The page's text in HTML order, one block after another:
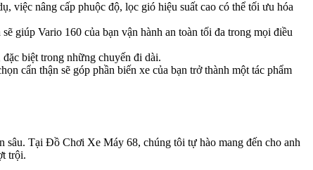
việc nâng cấp phuộc độ, lọc gió hiệu suất cao có thể tối ưu hóa
giúp Vario 160 của bạn vận hành an toàn tối đa trong mọi điều
biệt trong những chuyến đi dài.
cẩn thận sẽ góp phần biến xe của bạn trở thành một tác phẩm
sâu. Tại Đồ Chơi Xe Máy 68, chúng tôi tự hào mang đến cho anh
trội.